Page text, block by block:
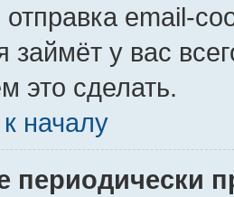
email-
займёт у вас
это сделать.
началу
периодически